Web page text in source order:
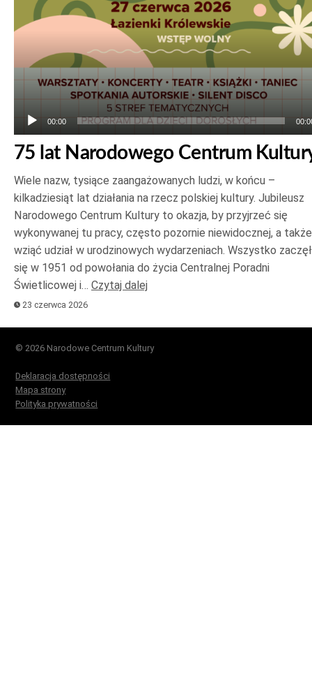
00:00
75 lat Narodowego Centrum
Wiele nazw, tysiące zaangażowanych ludzi, w końcu –
kilkadziesiąt lat działania na rzecz polskiej kultury. Jubileusz
Narodowego Centrum Kultury to okazja, by przyjrzeć się
wykonywanej tu pracy, często pozornie niewidocznej, a także
wziąć udział w urodzinowych wydarzeniach. Wszystko
się w 1951 od powołania do życia Centralnej Poradni
Świetlicowej i… Czytaj dalej
23 czerwca 2026
© 2026 Narodowe Centrum Kultury
Deklaracja dostępności
Mapa strony
Polityka prywatności